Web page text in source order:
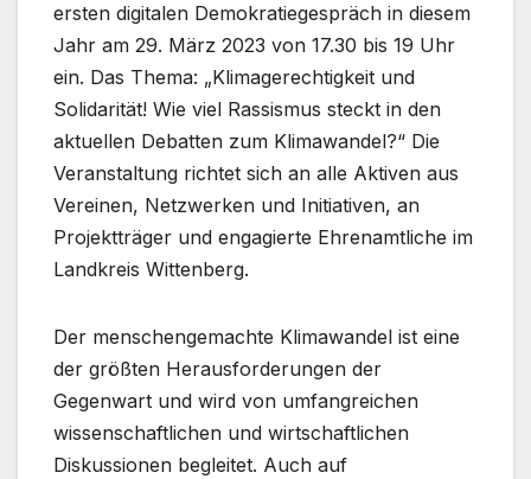
ersten digitalen Demokratiegespräch in diesem
Jahr am 29. März 2023 von 17.30 bis 19 Uhr
ein. Das Thema: „Klimagerechtigkeit und
Solidarität! Wie viel Rassismus steckt in den
aktuellen Debatten zum Klimawandel?“ Die
Veranstaltung richtet sich an alle Aktiven aus
Vereinen, Netzwerken und Initiativen, an
Projektträger und engagierte Ehrenamtliche im
Landkreis Wittenberg.
Der menschengemachte Klimawandel ist eine
der größten Herausforderungen der
Gegenwart und wird von umfangreichen
wissenschaftlichen und wirtschaftlichen
Diskussionen begleitet. Auch auf